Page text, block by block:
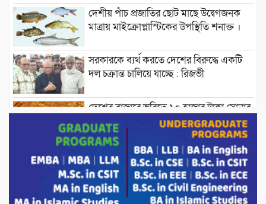
দেশীয় পাঁচ প্রজাতির ছোট মাছে উদ্বেগজনক
মাত্রায় মাইক্রোপ্লাস্টিকের উপস্থিতি শনাক্ত ।
সরকারকে ব্যর্থ করতে দেশের বিরুদ্ধে একটি
দল চক্রান্ত চালিয়ে যাচ্ছে : রিজভী
দেশের বাজারে ভরিতে ১০ হাজার টাকা সোনার
দাম বাড়ানোর ঘোষণা।
ভারপ্রাপ্ত রাষ্ট্রপতি হাফিজ উদ্দিন আহমদের
সাথে এইচটি বাংলা অনলাইন পোর্টাল ও আইপি
টিভির সম্পাদক মোঃ ইসমাইল হোসেনের
সৌজন্য সাক্ষাৎ।